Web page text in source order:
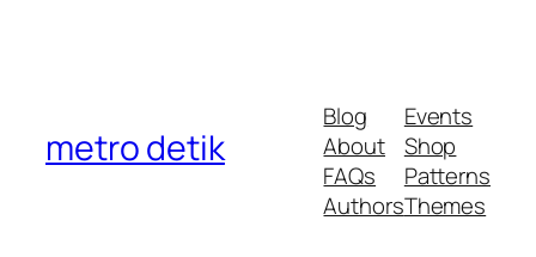
metro detik
Blog
About
FAQs
Authors
Events
Shop
Patterns
Themes